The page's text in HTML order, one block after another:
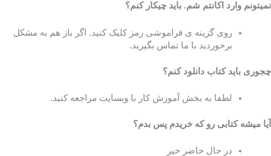
نمیتونم وارد اکانتم شم. باید چیکار کنم؟
روی گزینه ی فراموشی رمز کلیک کنید. اگر باز هم به مشکل
برخوردید با ما تماس بگیرید.
چجوری باید کتاب دانلود کنم؟
لطفا به بخش آموزش کار با وبسایت مراجعه کنید.
آیا میشه کتابی رو که خریدم پس بدم؟
در حال حاضر خیر